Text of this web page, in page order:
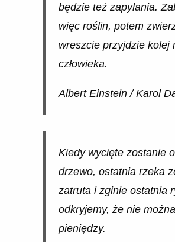
będzie też zapylania.
więc roślin, potem
wreszcie przyjdzie kolej
człowieka.
Albert Einstein / Karol
Kiedy wycięte zostanie
drzewo, ostatnia rzeka
zatruta i zginie ostatnia
odkryjemy, że nie
pieniędzy.